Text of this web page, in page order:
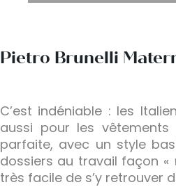
Pietro Brunelli
C’est indéniable : les
aussi pour les vêtements
parfaite, avec un style
dossiers au travail façon «
très facile de s’y retrouver